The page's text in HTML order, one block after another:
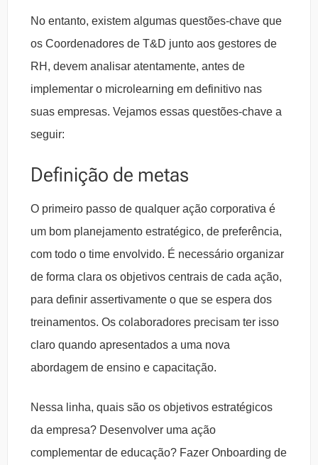
No entanto, existem algumas questões-chave que
os Coordenadores de T&D junto aos gestores de
RH, devem analisar atentamente, antes de
implementar o microlearning em definitivo nas
suas empresas. Vejamos essas questões-chave a
seguir:
Definição de metas
O primeiro passo de qualquer ação corporativa é
um bom planejamento estratégico, de preferência,
com todo o time envolvido. É necessário organizar
de forma clara os objetivos centrais de cada ação,
para definir assertivamente o que se espera dos
treinamentos. Os colaboradores precisam ter isso
claro quando apresentados a uma nova
abordagem de ensino e capacitação.
Nessa linha, quais são os objetivos estratégicos
da empresa? Desenvolver uma ação
complementar de educação? Fazer Onboarding de